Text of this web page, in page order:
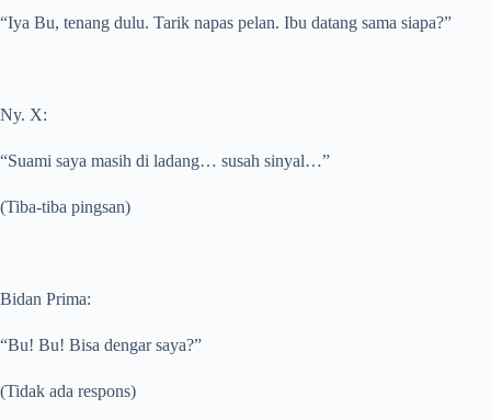
“Iya Bu, tenang dulu. Tarik napas pelan. Ibu datang sama siapa?”
Ny. X:
“Suami saya masih di ladang… susah sinyal…”
(Tiba-tiba pingsan)
Bidan Prima:
“Bu! Bu! Bisa dengar saya?”
(Tidak ada respons)